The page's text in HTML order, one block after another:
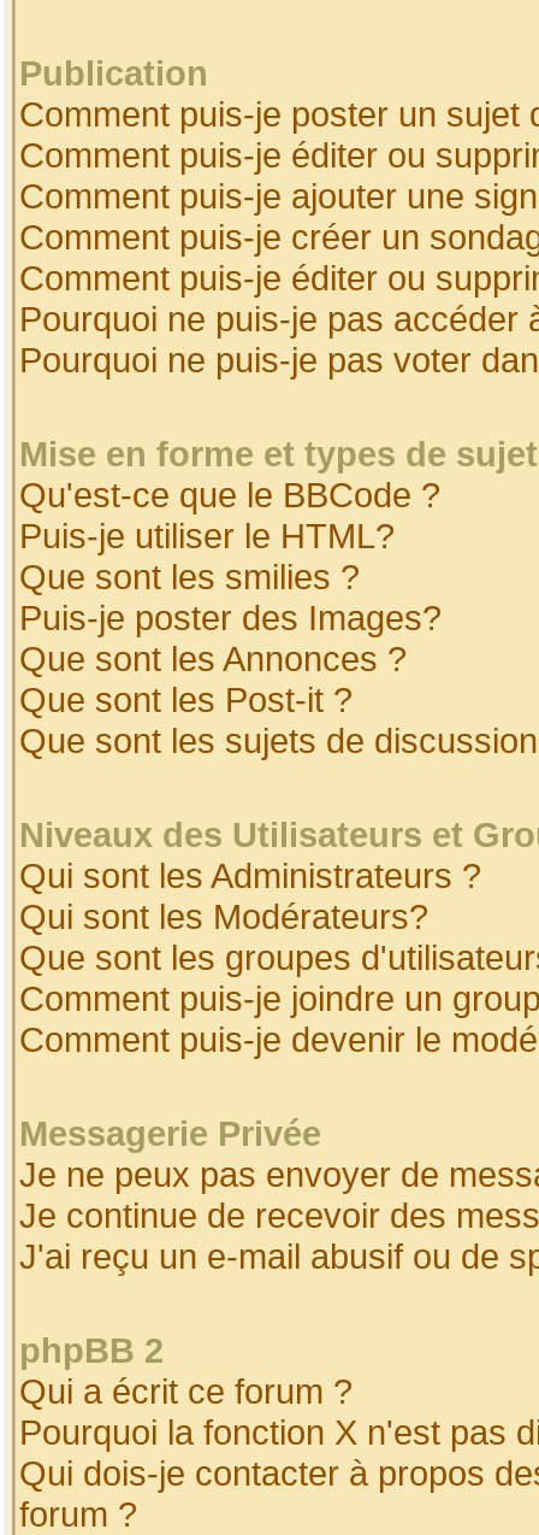
Publication
Comment puis-je poster un sujet
Comment puis-je éditer ou
Comment puis-je ajouter une
Comment puis-je créer un
Comment puis-je éditer ou
Pourquoi ne puis-je pas accéder
Pourquoi ne puis-je pas voter
Mise en forme et types de
Qu'est-ce que le BBCode ?
Puis-je utiliser le HTML?
Que sont les smilies ?
Puis-je poster des Images?
Que sont les Annonces ?
Que sont les Post-it ?
Que sont les sujets de
Niveaux des Utilisateurs et
Qui sont les Administrateurs ?
Qui sont les Modérateurs?
Que sont les groupes
Comment puis-je joindre un
Comment puis-je devenir le
Messagerie Privée
Je ne peux pas envoyer de
Je continue de recevoir des
J'ai reçu un e-mail abusif ou de
phpBB 2
Qui a écrit ce forum ?
Pourquoi la fonction X n'est pas
Qui dois-je contacter à propos
forum ?